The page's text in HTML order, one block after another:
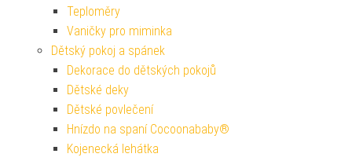
Teploměry
Vaničky pro miminka
Dětský pokoj a spánek
Dekorace do dětských pokojů
Dětské deky
Dětské povlečení
Hnízdo na spaní Cocoonababy®
Kojenecká lehátka